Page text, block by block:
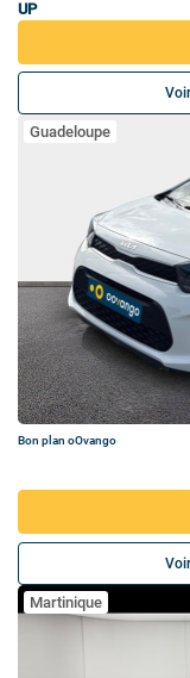
UP
Guadeloupe
Bon plan oOvango
Martinique